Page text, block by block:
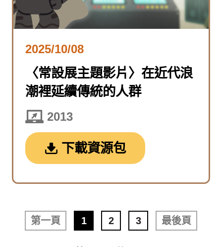
2025/10/08
〈常設展主題影片〉在近代浪
潮裡延續傳統的人群
2013
下載資源包
第一頁 1 2 3 最後頁